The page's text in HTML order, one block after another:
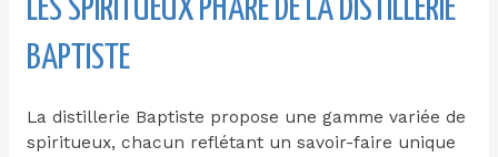
LES SPIRITUEUX PHARE DE LA DISTILLERIE
BAPTISTE
La distillerie Baptiste propose une gamme variée de
spiritueux, chacun reflétant un savoir-faire unique